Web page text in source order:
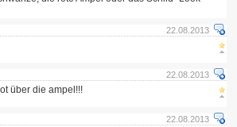
22.08.2013
22.08.2013
über die ampel!!!
22.08.2013